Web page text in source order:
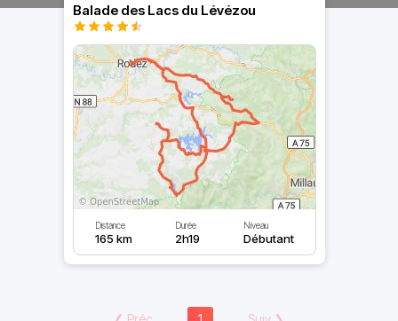
Balade des Lacs du Lévézou
Distance
165 km
Durée
2h19
Niveau
Débutant